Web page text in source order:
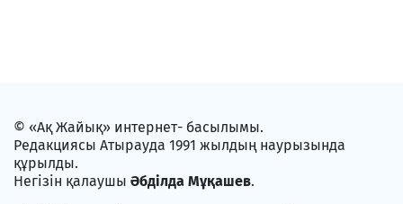
© «Ақ Жайық» интернет- басылымы.
Редакциясы Атырауда 1991 жылдың наурызында
құрылды.
Негізін қалаушы Әбділда Мұқашев.